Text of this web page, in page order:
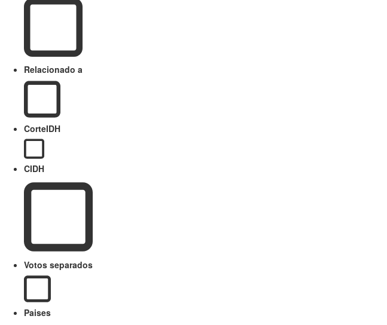
Relacionado a
CorteIDH
CIDH
Votos separados
Paises